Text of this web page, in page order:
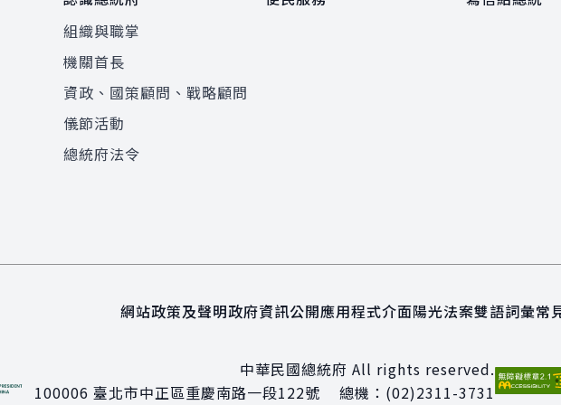
組織與職掌
機關首長
資政、國策顧問、戰略顧問
儀節活動
總統府法令
網站政策及聲明政府資訊公開應用程式介面陽光法案雙語詞彙常
中華民國總統府 All rights reserved.
100006 臺北市中正區重慶南路一段122號 總機： (02)2311-3731